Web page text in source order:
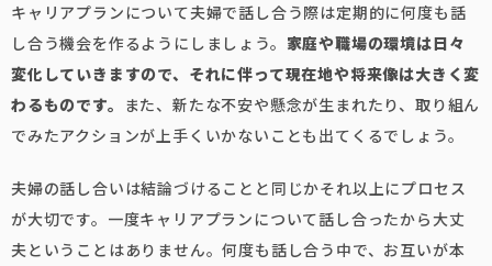
キャリアプランについて夫婦で話し合う際は定期的に何度も話
し合う機会を作るようにしましょう。 家庭や職場の環境は日々
変化していきますので、それに伴って現在地や将来像は大きく変
わるものです。 また、新たな不安や懸念が生まれたり、取り組ん
でみたアクションが上手くいかないことも出てくるでしょう。
夫婦の話し合いは結論づけることと同じかそれ以上にプロセス
が大切です。一度キャリアプランについて話し合ったから大丈
夫ということはありません。何度も話し合う中で、お互いが本